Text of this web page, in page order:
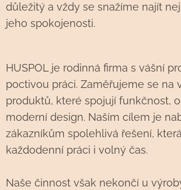
důležitý a vždy se snažíme najít
jeho spokojenosti.
HUSPOL je rodinná firma s vášní
poctivou práci. Zaměřujeme se na
produktů, které spojují funkčnost,
moderní design. Naším cílem je
zákazníkům spolehlivá řešení,
každodenní práci i volný čas.
Naše činnost však nekončí u